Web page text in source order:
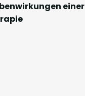
einer